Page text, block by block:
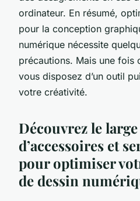
ordinateur. En résumé,
pour la conception
numérique nécessite
précautions. Mais une fois
vous disposez d’un outil
votre créativité.
Découvrez le
d’accessoires et
pour optimiser
de dessin